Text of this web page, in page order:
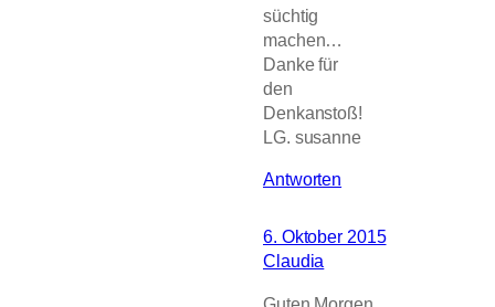
süchtig
machen…
Danke für
den
Denkanstoß!
LG. susanne
Antworten
6. Oktober 2015
Claudia